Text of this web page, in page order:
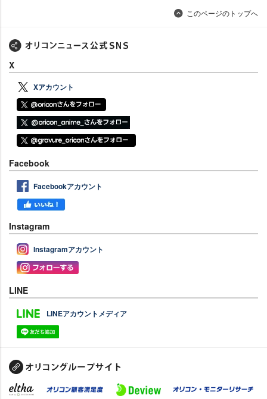
このページのトップへ
X
Xアカウント
Facebook
Facebookアカウント
Instagram
Instagramアカウント
LINE
LINEアカウントメディア